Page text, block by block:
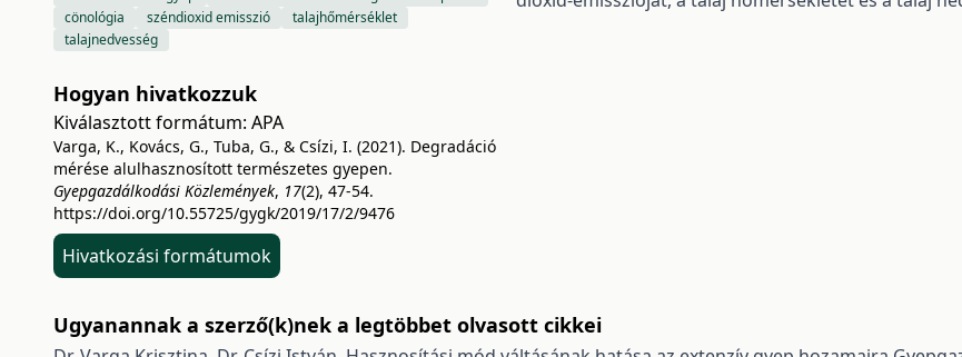
cönológia
széndioxid emisszió
talajhőmérséklet
talajnedvesség
Hogyan hivatkozzuk
Kiválasztott formátum: APA
Varga, K., Kovács, G., Tuba, G., & Csízi, I. (2021). Degradáció
mérése alulhasznosított természetes gyepen.
Gyepgazdálkodási Közlemények, 17(2), 47-54.
https://doi.org/10.55725/gygk/2019/17/2/9476
Hivatkozási formátumok
Ugyanannak a szerző(k)nek a legtöbbet olvasott cikkei